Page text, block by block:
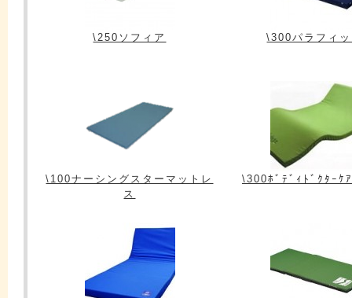
\250ソフィア \300パラフィ
\100ナーシングスターマットレ
ス
\300ﾎﾞﾃﾞｨﾄﾞｸﾀｰｹ